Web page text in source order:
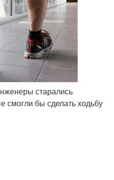
старались
смогли бы сделать ходьбу